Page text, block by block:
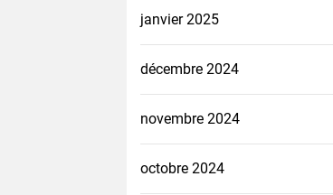
janvier 2025
décembre 2024
novembre 2024
octobre 2024